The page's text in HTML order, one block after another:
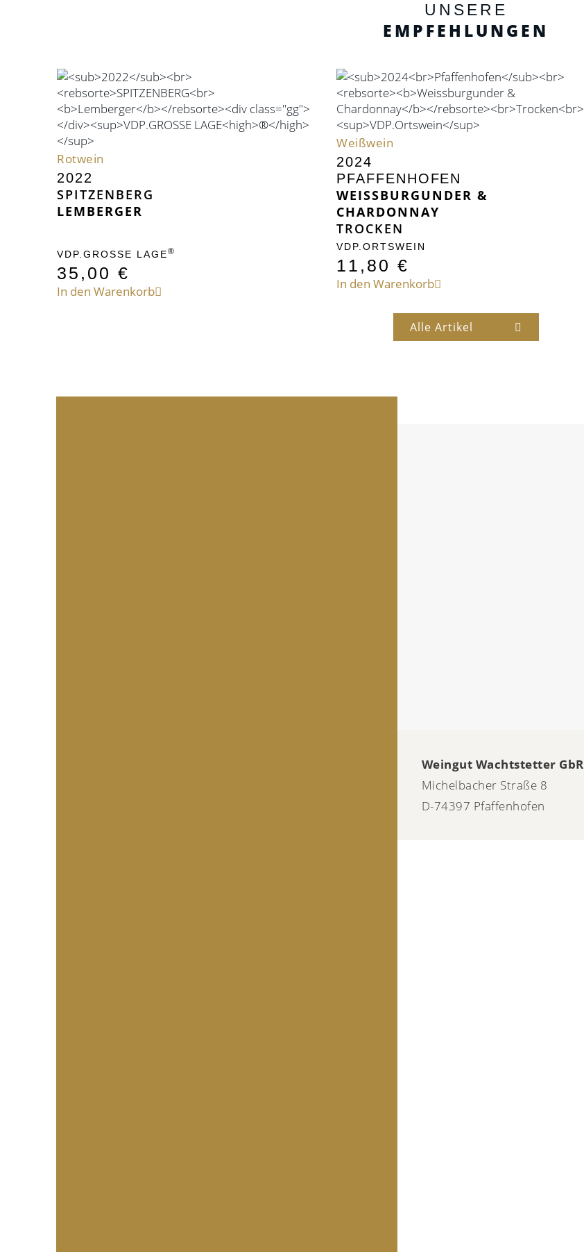
UNSERE
EMPFEHLUNGEN
Rotwein
2022
SPITZENBERG
LEMBERGER
VDP.GROSSE LAGE®
35,00€
In den Warenkorb
Weißwein
2024
PFAFFENHOFEN
WEISSBURGUNDER &
CHARDONNAY
TROCKEN
VDP.ORTSWEIN
11,80€
In den Warenkorb
Alle Artikel
Weingut Wachtstetter GbR
Michelbacher Straße 8
D-74397 Pfaffenhofen